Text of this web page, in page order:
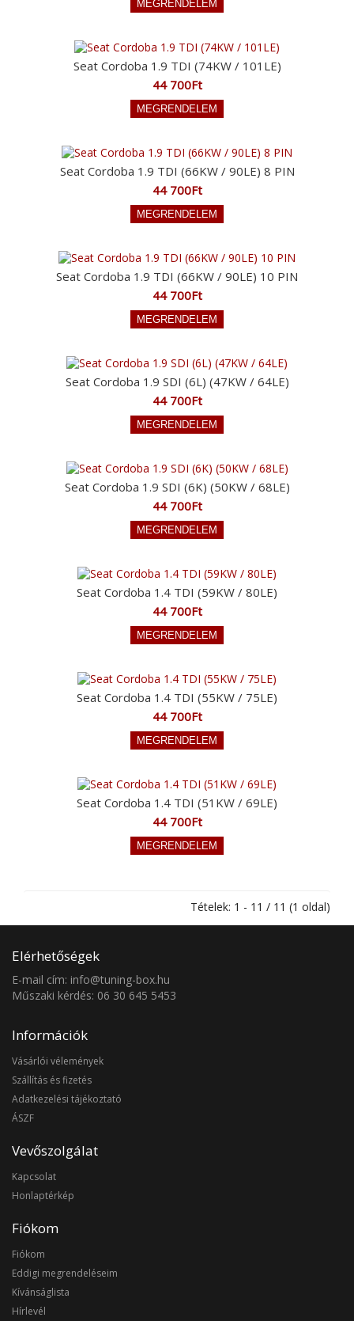
Seat Cordoba 1.9 TDI (74KW / 101LE)
44 700Ft
Seat Cordoba 1.9 TDI (66KW / 90LE) 8 PIN
44 700Ft
Seat Cordoba 1.9 TDI (66KW / 90LE) 10 PIN
44 700Ft
Seat Cordoba 1.9 SDI (6L) (47KW / 64LE)
44 700Ft
Seat Cordoba 1.9 SDI (6K) (50KW / 68LE)
44 700Ft
Seat Cordoba 1.4 TDI (59KW / 80LE)
44 700Ft
Seat Cordoba 1.4 TDI (55KW / 75LE)
44 700Ft
Seat Cordoba 1.4 TDI (51KW / 69LE)
44 700Ft
Tételek: 1 - 11 / 11 (1 oldal)
Elérhetőségek
E-mail cím: info@tuning-box.hu
Műszaki kérdés: 06 30 645 5453
Információk
Vásárlói vélemények
Szállítás és fizetés
Adatkezelési tájékoztató
ÁSZF
Vevőszolgálat
Kapcsolat
Honlaptérkép
Fiókom
Fiókom
Eddigi megrendeléseim
Kívánságlista
Hírlevél